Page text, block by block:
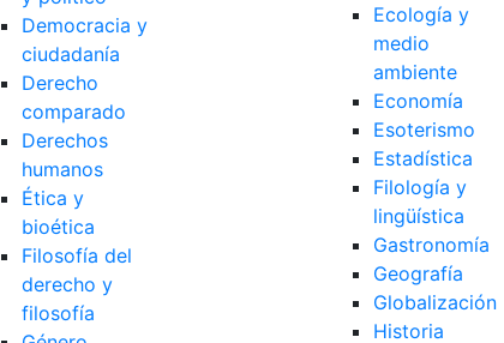
Democracia y
ciudadanía
Derecho
comparado
Derechos
humanos
Ética y
bioética
Filosofía del
derecho y
filosofía
Ecología y
medio
ambiente
Economía
Esoterismo
Estadística
Filología y
lingüística
Gastronomía
Geografía
Globalización
Historia